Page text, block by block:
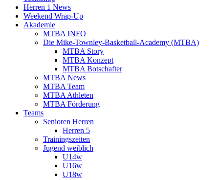
Herren 1 News
Weekend Wrap-Up
Akademie
MTBA INFO
Die Mike-Townley-Basketball-Academy (MTBA)
MTBA Story
MTBA Konzept
MTBA Botschafter
MTBA News
MTBA Team
MTBA Athleten
MTBA Förderung
Teams
Senioren Herren
Herren 5
Trainingszeiten
Jugend weiblich
U14w
U16w
U18w